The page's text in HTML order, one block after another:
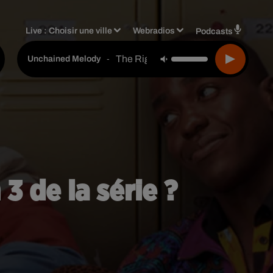
Live :Choisir une ville Webradios Podcasts
Unchained Melody - The Righteous Brothers
de la série ?